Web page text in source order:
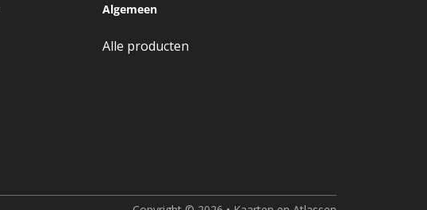
Algemeen
Alle producten